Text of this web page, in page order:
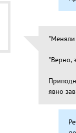
"Меняли
"Верно,
явно